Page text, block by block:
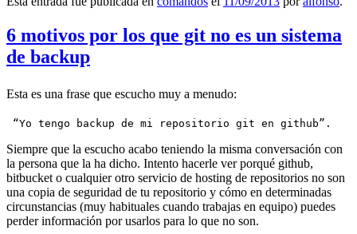
6 motivos por los que git no es un sistema
de backup
Esta es una frase que escucho muy a menudo:
“Yo tengo backup de mi repositorio git en github”.
Siempre que la escucho acabo teniendo la misma conversación con
la persona que la ha dicho. Intento hacerle ver porqué github,
bitbucket o cualquier otro servicio de hosting de repositorios no son
una copia de seguridad de tu repositorio y cómo en determinadas
circunstancias (muy habituales cuando trabajas en equipo) puedes
perder información por usarlos para lo que no son.